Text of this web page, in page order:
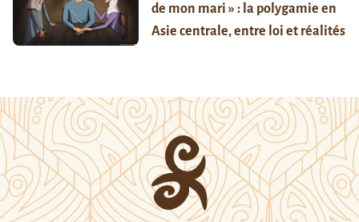
de mon mari » : la polygamie en
Asie centrale, entre loi et réalités